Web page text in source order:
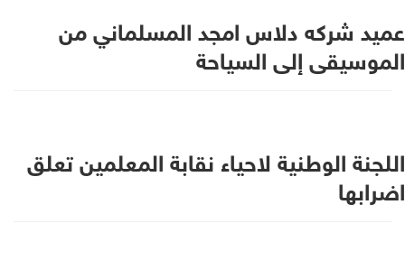
عميد شركه دلاس امجد المسلماني من
الموسيقى إلى السياحة
اللجنة الوطنية لاحياء نقابة المعلمين تعلق
اضرابها